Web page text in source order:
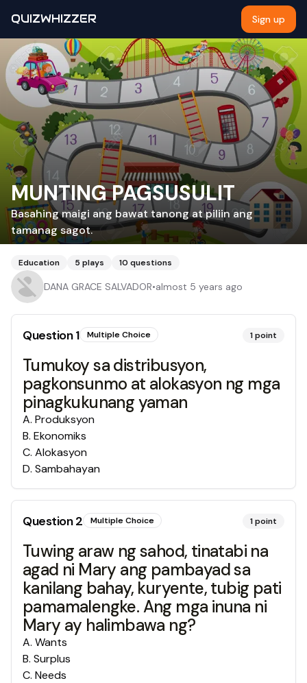
QUIZWHIZZER Sign up
MUNTING PAGSUSULIT
Basahing maigi ang bawat tanong at piliin ang
tamanag sagot.
Education 5 plays 10 questions
DANA GRACE SALVADOR•almost 5 years ago
Question1 Multiple Choice 1point
Tumukoy sa distribusyon,
pagkonsunmo at alokasyon ng mga
pinagkukunang yaman
A. Produksyon
B. Ekonomiks
C. Alokasyon
D. Sambahayan
Question2 Multiple Choice 1point
Tuwing araw ng sahod, tinatabi na
agad ni Mary ang pambayad sa
kanilang bahay, kuryente, tubig pati
pamamalengke. Ang mga inuna ni
Mary ay halimbawa ng?
A. Wants
B. Surplus
C. Needs